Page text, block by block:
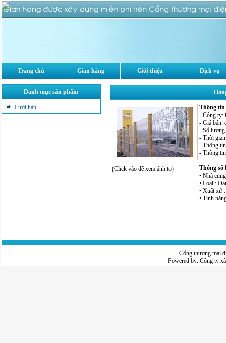
Trang chủ Gian hàng Giới thiệu Dịch vụ
Danh mục sản phẩm
Lưới hàn
(Click vào để xem ảnh to)
Thông tin
- Công ty:
- Giá
- Số
- Thời
- Thông
- Thông
Thông
• Nhà
• Loại :
• Xuất xứ :
• Tính
Cổng thương mại
Powered by: Công ty